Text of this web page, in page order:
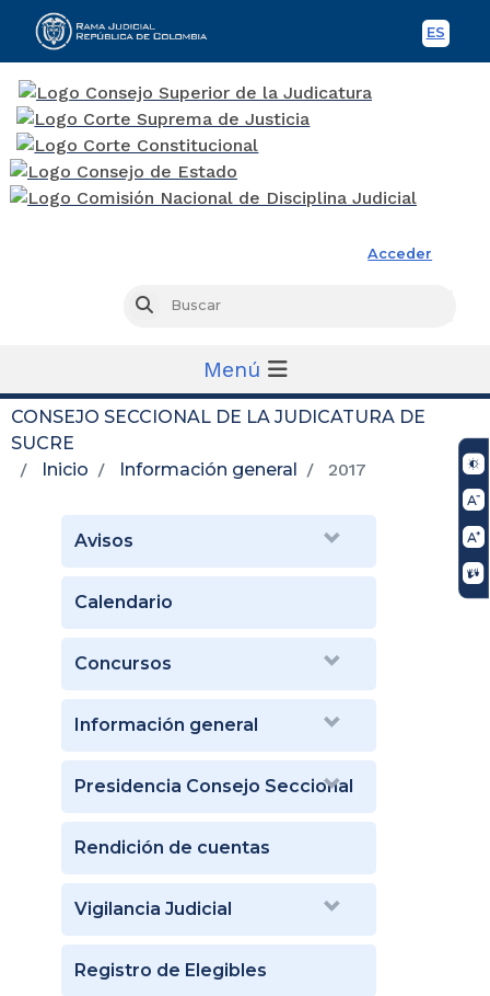
ES
Acceder
Buscar
Menú
CONSEJO SECCIONAL DE LA JUDICATURA DE
SUCRE
Inicio
Información general 2017
Avisos
Calendario
Concursos
Información general
Presidencia Consejo Seccional
Rendición de cuentas
Vigilancia Judicial
Registro de Elegibles